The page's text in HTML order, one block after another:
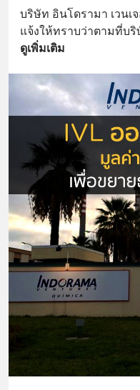
บริษัท อินโดรามา เวนเ
แจ้งให้ทราบว่าตามที่บ
ดูเพิ่มเติม